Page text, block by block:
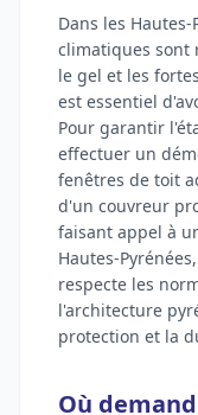
Dans les
climatiques sont
le gel et les
est essentiel
Pour garantir
effectuer un
fenêtres de toit
d'un couvreur
faisant appel à
Hautes-
respecte les
l'architecture
protection et la
Où